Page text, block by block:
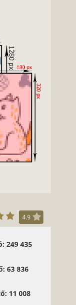
4.9
249 435
63 836
11 008